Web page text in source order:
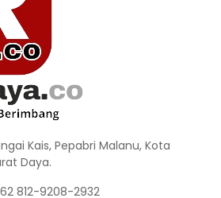
Kais, Pepabri Malanu, Kota
Daya.
812-9208-2932